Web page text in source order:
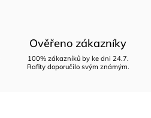
Ověřeno zákazníky
100% zákazníků by ke dni 24.7.
Rafity doporučilo svým známým.